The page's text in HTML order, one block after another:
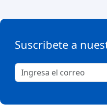
Suscribete a